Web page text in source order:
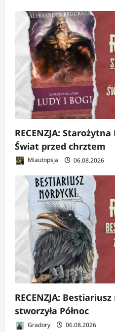
RECENZJA:
Świat przed chrztem
Miautopsja 06.08.2026
RECENZJA:
stworzyła Północ
Gradory 06.08.2026